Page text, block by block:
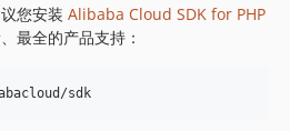
您安装 Alibaba Cloud SDK for PHP
最全的产品支持：